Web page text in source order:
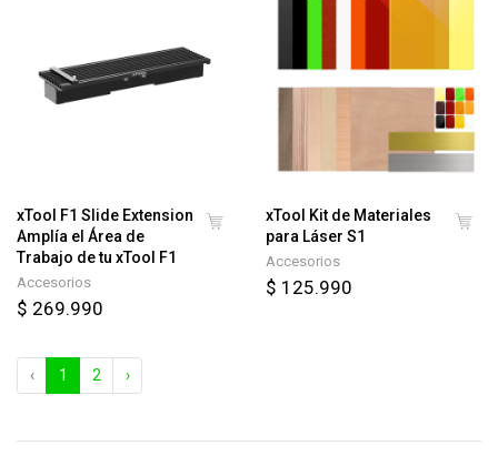
xTool F1 Slide Extension
Amplía el Área de
Trabajo de tu xTool F1
Accesorios
$ 269.990
xTool Kit de Materiales
para Láser S1
Accesorios
$ 125.990
‹ 1 2 ›